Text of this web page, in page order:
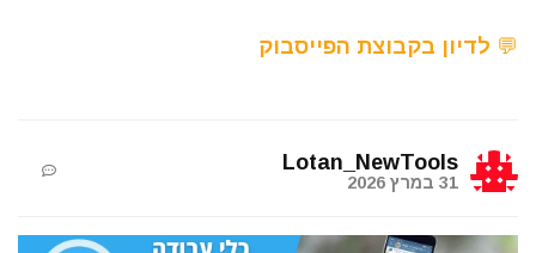
💬 לדיון בקבוצת הפייסבוק
Lotan_NewTools
31 במרץ 2026